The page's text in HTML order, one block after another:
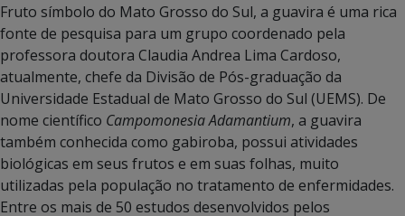
Fruto símbolo do Mato Grosso do Sul, a guavira é uma rica
fonte de pesquisa para um grupo coordenado pela
professora doutora Claudia Andrea Lima Cardoso,
atualmente, chefe da Divisão de Pós-graduação da
Universidade Estadual de Mato Grosso do Sul (UEMS). De
nome científico Campomonesia Adamantium, a guavira
também conhecida como gabiroba, possui atividades
biológicas em seus frutos e em suas folhas, muito
utilizadas pela população no tratamento de enfermidades.
Entre os mais de 50 estudos desenvolvidos pelos